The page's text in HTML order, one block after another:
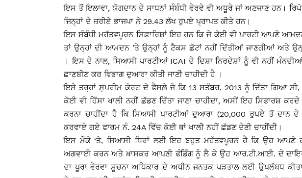
ਇਸ ਤੋਂ ਇਲਾਵਾ, ਯੋਗਦਾਨ ਦੇ ਸਾਧਨਾਂ ਸੰਬੰਧੀ ਵੇਰਵੇ ਵੀ ਅਧੂਰੇ ਜਾਂ ਅਣਜਾਣ ਹਨ।
ਜਿਨ੍ਹਾਂ ਦੇ ਜ਼ਰੀਏ ਭਾਜਪਾ ਨੇ 29.43 ਲੱਖ ਰੁਪਏ ਪ੍ਰਾਪਤ ਕੀਤੇ ਹਨ।
ਇਸ ਸੰਬੰਧੀ ਮਹੱਤਵਪੂਰਨ ਸਿਫ਼ਾਰਿਸ਼ਾਂ ਇਹ ਹਨ ਕਿ ਜੇ ਕੋਈ ਵੀ ਪਾਰਟੀ ਆਪਣੇ
ਤਾਂ ਉਨ੍ਹਾਂ ਦੀ ਆਮਦਨ ’ਤੇ ਉਨ੍ਹਾਂ ਨੂੰ ਟੈਕਸ ਛੋਟਾਂ ਨਹੀਂ ਦਿੱਤੀਆਂ ਜਾਣਗੀਆਂ ਅਤੇ
। ਇਸ ਦੇ ਨਾਲ, ਸਿਆਸੀ ਪਾਰਟੀਆਂ ICAI ਦੇ ਦਿਸ਼ਾ ਨਿਰਦੇਸ਼ਾਂ ਨੂੰ ਵੀ ਨਹੀਂ
ਛਾਣਬੀਣ ਕਰ ਵਿਭਾਗ ਦੁਆਰਾ ਕੀਤੀ ਜਾਣੀ ਚਾਹੀਦੀ ਹੈ ।
ਇਸੇ ਤਰ੍ਹਾਂ ਸੁਪਰੀਮ ਕੋਰਟ ਦੇ ਫੈਸਲੇ ਜੋ ਕਿ 13 ਸਤੰਬਰ, 2013 ਨੂੰ ਦਿੱਤਾ ਗਿਆ ਸੀ,
ਕੋਈ ਵੀ ਹਿੱਸਾ ਖਾਲੀ ਨਹੀਂ ਛੱਡਣ ਦਿੱਤਾ ਜਾਣਾ ਚਾਹੀਦਾ, ਅਸੀਂ ਇਹ ਸਿਫਾਰਸ਼
ਕਰਨਾ ਚਾਹੀਂਦਾ ਹੈ ਕਿ ਸਿਆਸੀ ਪਾਰਟੀਆਂ ਦੁਆਰਾ (20,000 ਰੁਪਏ ਤੋਂ ਦਾਨ
ਕਰਵਾਏ ਗਏ ਫਾਰਮ ਨੰ. 24A ਵਿੱਚ ਕੋਈ ਥਾਂ ਖਾਲੀ ਨਹੀਂ ਛੱਡਣ ਦੇਣੀ ਚਾਹੀਂਦੀ।
ਇਸ ਮੌਕੇ ‘ਤੇ, ਸਿਆਸੀ ਧਿਰਾਂ ਲਈ ਇਹ ਬਹੁਤ ਮਹੱਤਵਪੂਰਨ ਹੈ ਕਿ ਉਹ ਆਪਣੇ
ਅਗਵਾਈ ਕਰਨ ਅਤੇ ਖ਼ਾਸਕਰ ਆਪਣੀ ਫੰਡਿੰਗ ਨੂੰ ਲੈ ਕੇ ਉਹ ਆਰ.ਟੀ.ਆਈ. ਦੇ
ਦਾ ਪੂਰਾ ਵੇਰਵਾ ਸੂਚਨਾ ਅਧਿਕਾਰ ਦੇ ਅਧੀਨ ਜਨਤਕ ਪੜਤਾਲ ਲਈ ਉਪਲੱਬਧ ਕੀਤਾ